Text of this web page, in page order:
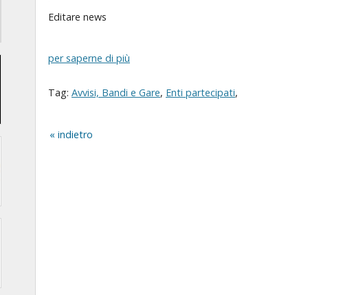
Editare news
per saperne di più
Tag: Avvisi, Bandi e Gare, Enti partecipati,
indietro